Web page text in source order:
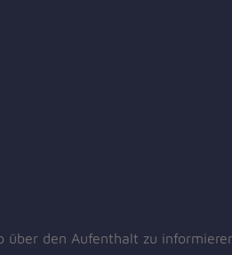
über den Aufenthalt zu